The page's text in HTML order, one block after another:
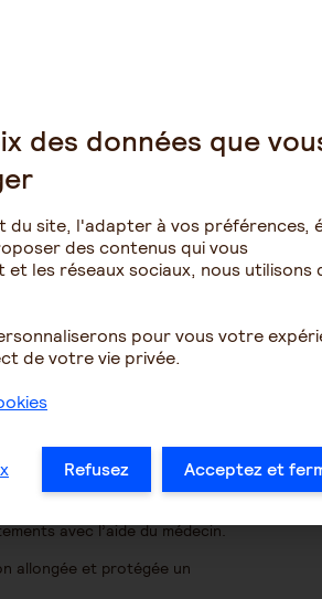
accroupie. Investissez dans
pieds. Avec les pieds
motricité, comme par exemple
du nombril.
et des pieds même assis sur
quinze jours ou trois fois par
régulièrement la compote de
Pourquoi ne pas
jours puis à adapter au
une
avec l’aide du médecin.
allongée et protégée un
des données que
du site, l'adapter à vos préférences,
des contenus qui vous
les réseaux sociaux, nous utilisons
pour vous votre
de votre vie privée.
Refusez Acceptez et